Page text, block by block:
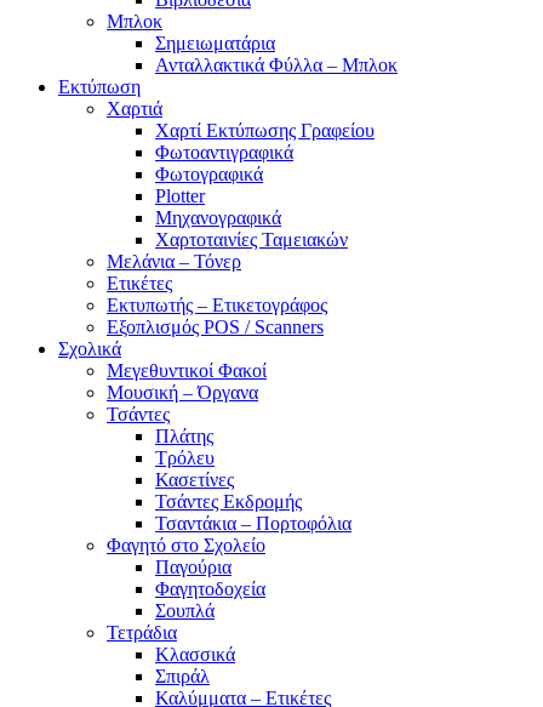
Μπλοκ
Σημειωματάρια
Ανταλλακτικά Φύλλα – Μπλοκ
Εκτύπωση
Χαρτιά
Χαρτί Εκτύπωσης Γραφείου
Φωτοαντιγραφικά
Φωτογραφικά
Plotter
Μηχανογραφικά
Χαρτοταινίες Ταμειακών
Μελάνια – Τόνερ
Ετικέτες
Εκτυπωτής – Ετικετογράφος
Εξοπλισμός POS / Scanners
Σχολικά
Μεγεθυντικοί Φακοί
Μουσική – Όργανα
Τσάντες
Πλάτης
Τρόλευ
Κασετίνες
Τσάντες Εκδρομής
Τσαντάκια – Πορτοφόλια
Φαγητό στο Σχολείο
Παγούρια
Φαγητοδοχεία
Σουπλά
Τετράδια
Κλασσικά
Σπιράλ
Καλύμματα – Ετικέτες